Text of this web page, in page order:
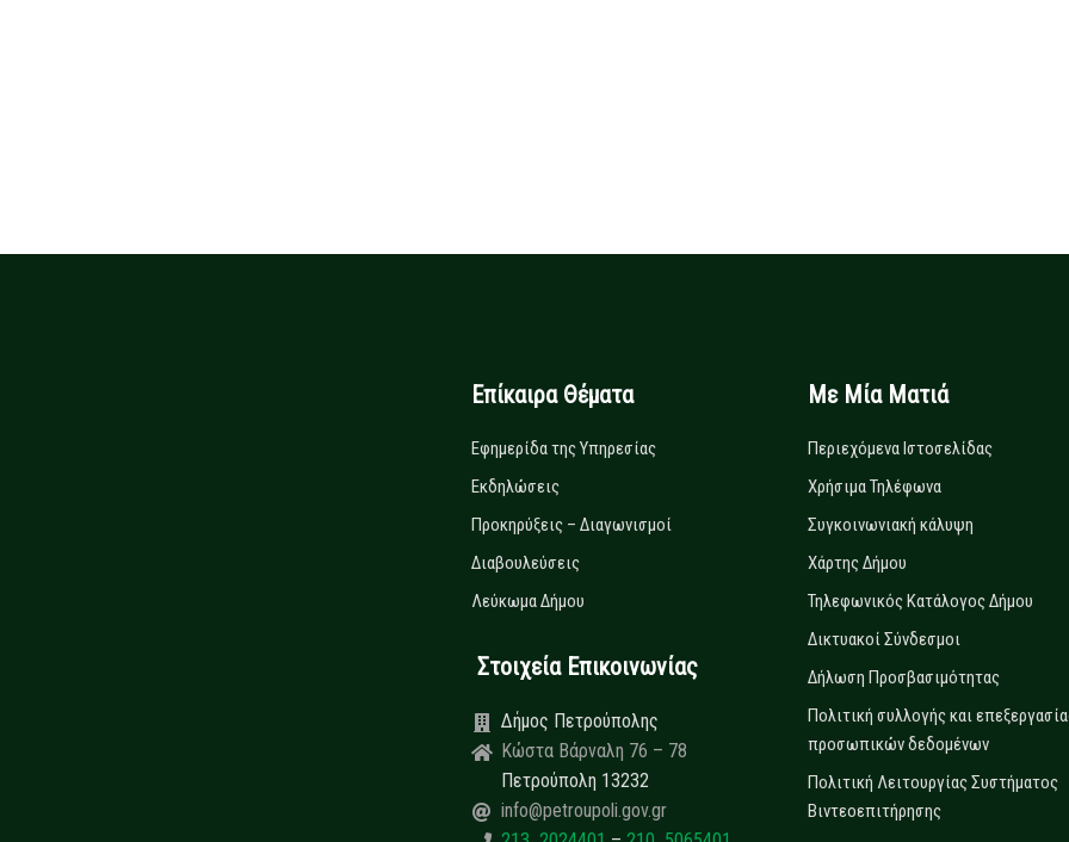
Επίκαιρα Θέματα
Εφημερίδα της Υπηρεσίας
Εκδηλώσεις
Προκηρύξεις – Διαγωνισμοί
Διαβουλεύσεις
Λεύκωμα Δήμου
Στοιχεία Επικοινωνίας
Δήμος Πετρούπολης
Κώστα Βάρναλη 76 – 78
Πετρούπολη 13232
info@petroupoli.gov.gr
Με Μία Ματιά
Περιεχόμενα Ιστοσελίδας
Χρήσιμα Τηλέφωνα
Συγκοινωνιακή κάλυψη
Χάρτης Δήμου
Τηλεφωνικός Κατάλογος Δήμου
Δικτυακοί Σύνδεσμοι
Δήλωση Προσβασιμότητας
Πολιτική συλλογής και
προσωπικών δεδομένων
Πολιτική Λειτουργίας Συστήματος
Βιντεοεπιτήρησης